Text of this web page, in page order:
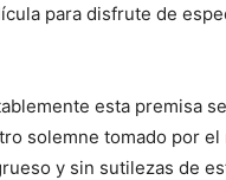
para disfrute de
esta premisa
solemne tomado por el
y sin sutilezas de